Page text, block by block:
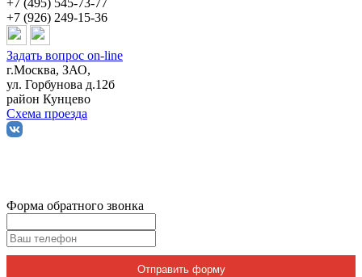
+7 (495) 545-73-77
+7 (926) 249-15-36
Задать вопрос on-line
г.Москва, ЗАО,
ул. Горбунова д.12б
район Кунцево
Схема проезда
Форма обратного звонка
Отправить форму